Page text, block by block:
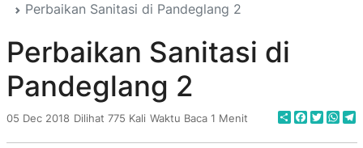
Perbaikan Sanitasi di Pandeglang 2
Perbaikan Sanitasi di
Pandeglang 2
05 Dec 2018 Dilihat 775 Kali Waktu Baca 1 Menit Share